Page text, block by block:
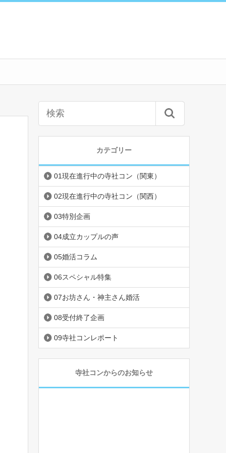
カテゴリー
01現在進行中の寺社コン（関東）
02現在進行中の寺社コン（関西）
03特別企画
04成立カップルの声
05婚活コラム
06スペシャル特集
07お坊さん・神主さん婚活
08受付終了企画
09寺社コンレポート
寺社コンからのお知らせ